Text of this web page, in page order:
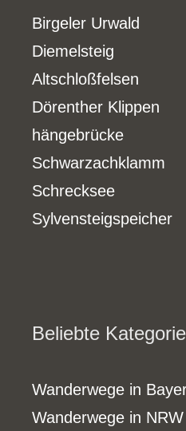
Birgeler Urwald
Diemelsteig
Altschloßfelsen
Dörenther Klippen
hängebrücke
Schwarzachklamm
Schrecksee
Sylvensteigspeicher
Beliebte
Wanderwege in
Wanderwege in NRW